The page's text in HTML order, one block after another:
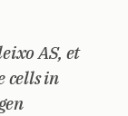
AS, et
cells in